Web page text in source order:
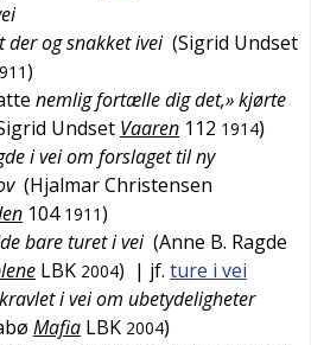
der og snakket ivei (Sigrid Undset
)
nemlig fortælle dig det,» kjørte
Undset Vaaren 112 1914)
i vei om forslaget til ny
(Hjalmar Christensen
104 1911)
bare turet i vei (Anne B. Ragde
LBK 2004) | jf. ture i vei
i vei om ubetydeligheter
Mafia LBK 2004)